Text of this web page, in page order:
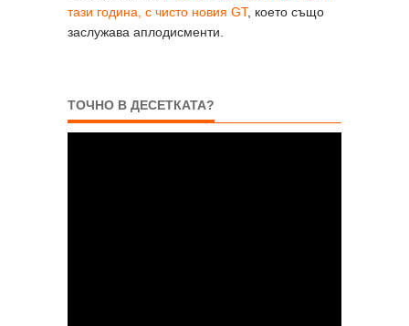
тази година, с чисто новия GT, което също
заслужава аплодисменти.
ТОЧНО В ДЕСЕТКАТА?